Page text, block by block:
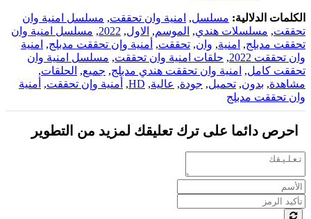
الكلمات الدلالية: مسلسل, امنية وان تحققت, مسلسل امنية وان
تحققت, مسلسلات هندي, الموسم, الاول,
2022
, مسلسل امنية وان
تحققت مدبلج, امنية, وان, تحققت, أمنية وإن تحققت مدبلج, امنية
وان تحققت 2022
, حلقات امنية وان تحققت, مسلسل امنية وان
تحققت كامل, امنية وان تحققت هندي مدبلج, جميع, الحلقات,
مشاهدة, بدون, تحميل, جودة, عالية,
HD
, أمنية وإن تحققت, أمنية
وان تحققت مدبلج
احرص دائما على ترك تعليقك لمزيد من التطوير